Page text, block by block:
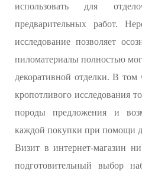
использовать для
предварительных работ.
исследование позволяет
пиломатериалы полностью
декоративной отделки. В том
кропотливого исследования
породы предложения и
каждой покупки при помощи
Визит в интернет-магазин
подготовительный выбор